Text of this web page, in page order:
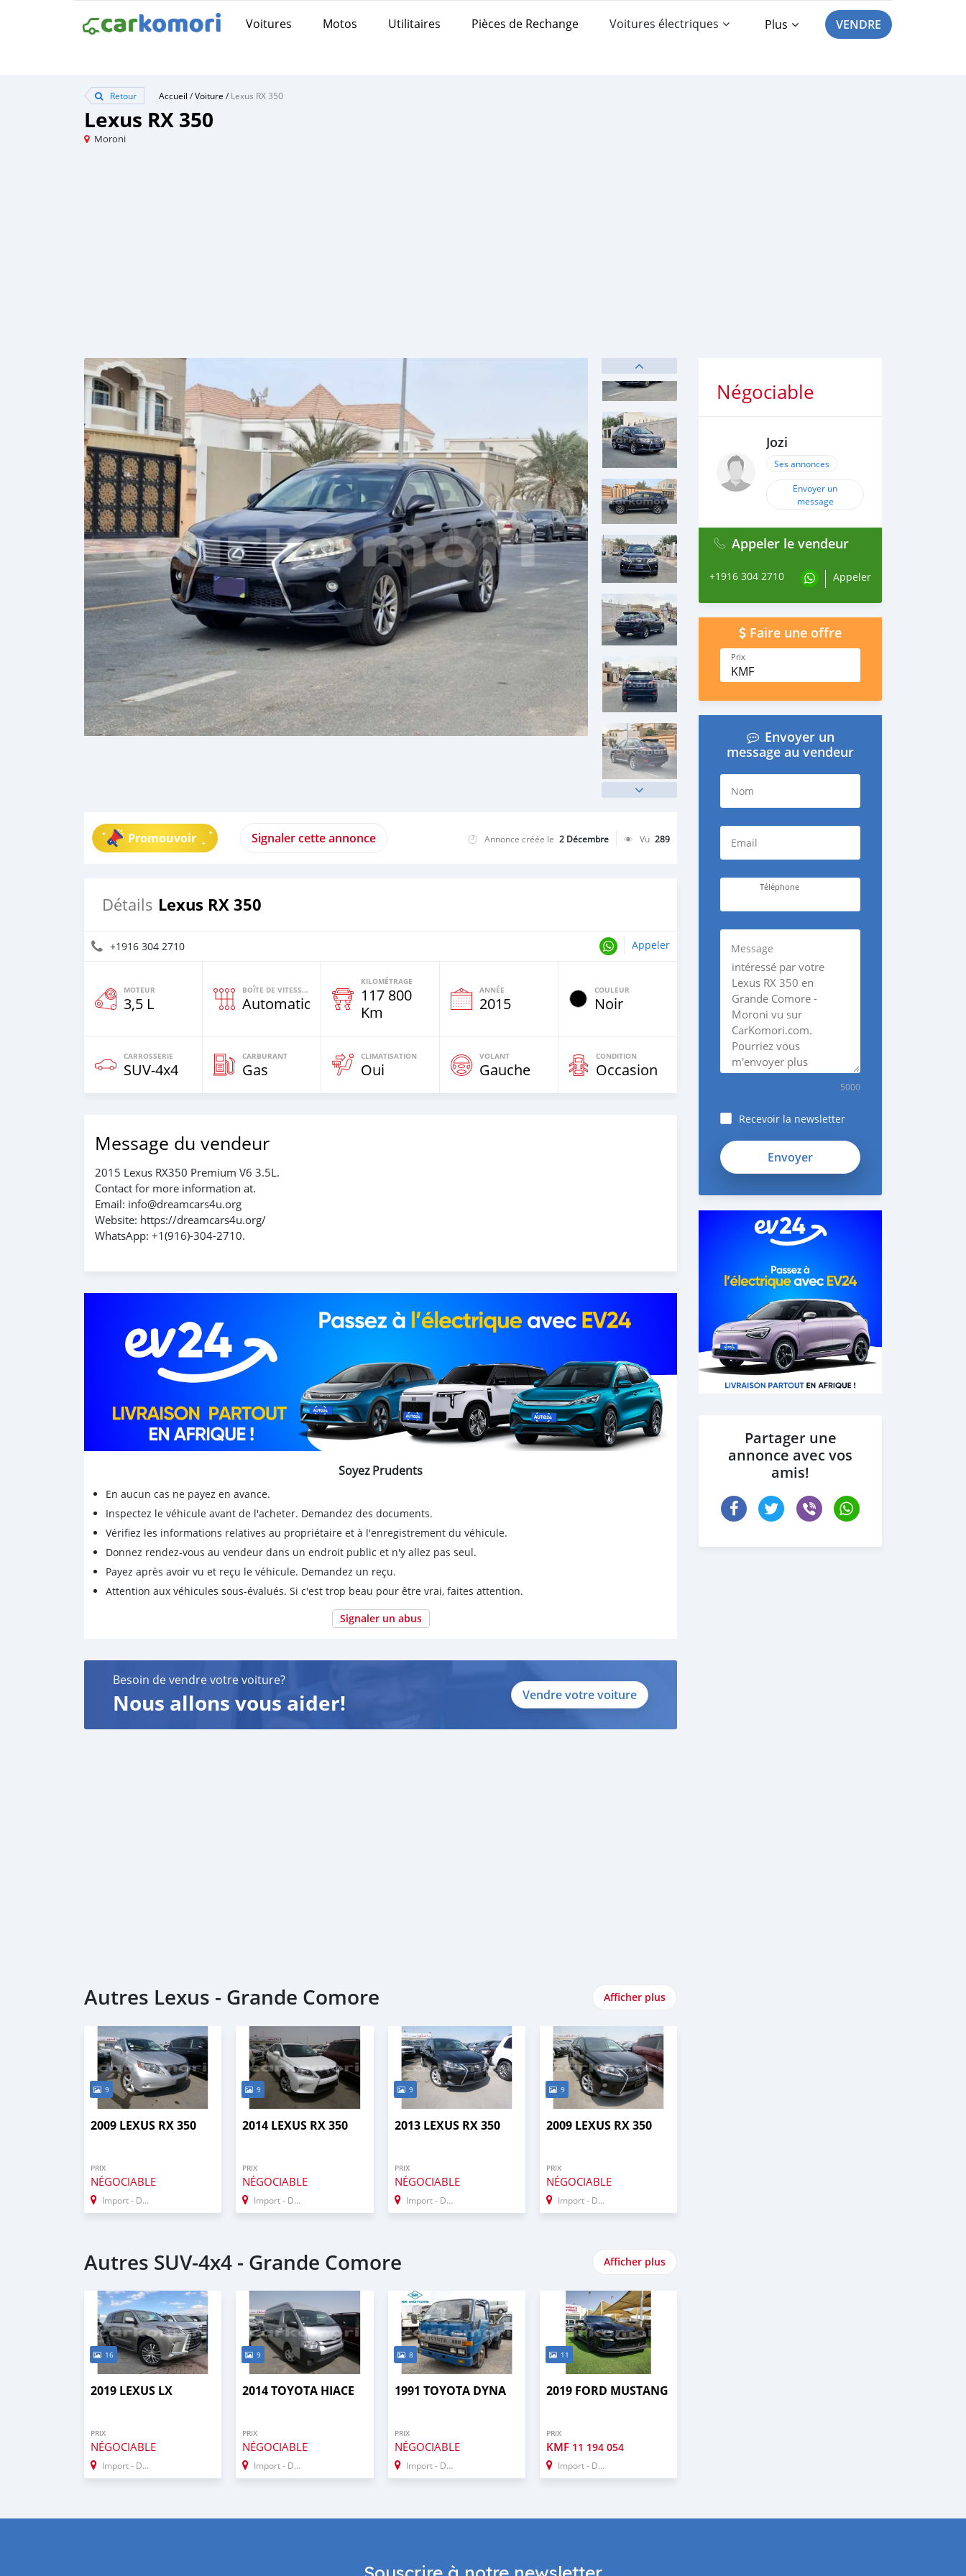
Voitures Motos Utilitaires Pièces de Rechange Voitures électriques Plus VENDRE
Retour Accueil /Voiture /Lexus RX 350
Lexus RX 350
Moroni
Promouvoir Signaler cette annonce Annonce créée le 2 Décembre Vu 289
Détails Lexus RX 350
+1916 304 2710 Appeler
MOTEUR
3,5 L
BOÎTE DE VITESSES
Automatique
KILOMÉTRAGE
117 800
Km
ANNÉE
2015
COULEUR
Noir
CARROSSERIE
SUV‒4x4
CARBURANT
Gas
CLIMATISATION
Oui
VOLANT
Gauche
CONDITION
Occasion
Message du vendeur
2015 Lexus RX350 Premium V6 3.5L.
Contact for more information at.
Email: info@dreamcars4u.org
Website: https://dreamcars4u.org/
WhatsApp: ‪+1(916)-304-2710‬.
Soyez Prudents
En aucun cas ne payez en avance.
Inspectez le véhicule avant de l'acheter. Demandez des documents.
Vérifiez les informations relatives au propriétaire et à l'enregistrement du véhicule.
Donnez rendez-vous au vendeur dans un endroit public et n'y allez pas seul.
Payez après avoir vu et reçu le véhicule. Demandez un reçu.
Attention aux véhicules sous-évalués. Si c'est trop beau pour être vrai, faites attention.
Signaler un abus
Besoin de vendre votre voiture?
Nous allons vous aider! Vendre votre voiture
Autres Lexus - Grande Comore Afficher plus
9
2009 LEXUS RX 350
PRIX
NÉGOCIABLE
Import - Dubai
9
2014 LEXUS RX 350
PRIX
NÉGOCIABLE
Import - Dubai
9
2013 LEXUS RX 350
PRIX
NÉGOCIABLE
Import - Dubai
9
2009 LEXUS RX 350
PRIX
NÉGOCIABLE
Import - Dubai
Autres SUV‒4x4 - Grande Comore Afficher plus
16
2019 LEXUS LX
PRIX
NÉGOCIABLE
Import - Dubai
9
2014 TOYOTA HIACE
PRIX
NÉGOCIABLE
Import - Dubai
8
1991 TOYOTA DYNA
PRIX
NÉGOCIABLE
Import - Dubai
11
2019 FORD MUSTANG
PRIX
KMF 11 194 054
Import - Dubai
Négociable
Jozi
Ses annonces
Envoyer un
message
Appeler le vendeur
+1916 304 2710 Appeler
Faire une offre
Prix
KMF
Envoyer un
message au vendeur
Nom
Email
Téléphone
Message
5000
Recevoir la newsletter
Partager une
annonce avec vos
amis!